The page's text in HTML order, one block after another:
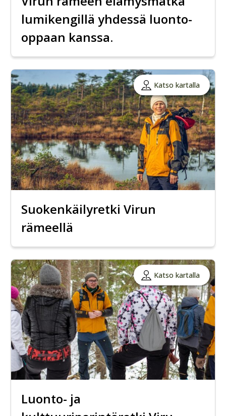
lumikengillä yhdessä luonto-
oppaan kanssa.
Katso kartalla
Suokenkäilyretki Virun
rämeellä
Katso kartalla
Luonto- ja